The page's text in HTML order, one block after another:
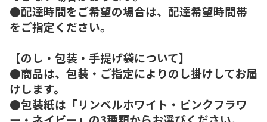
●配達時間をご希望の場合は、配達希望時間帯
をご指定ください。
【のし・包装・手提げ袋について】
●商品は、包装・ご指定によりのし掛けしてお届
けします。
●包装紙は「リンベルホワイト・ピンクフラワ